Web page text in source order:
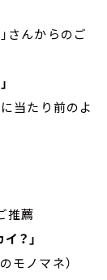
さんからのご
当たり前のよ
推薦
？」
モノマネ）